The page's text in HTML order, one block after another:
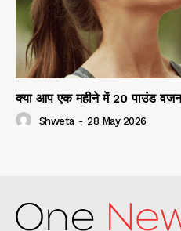
क्या आप एक महीने में 20 पाउंड
Shweta - 28 May 2026